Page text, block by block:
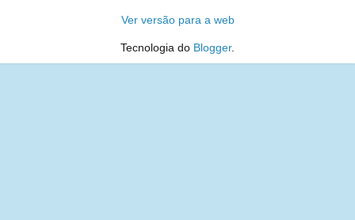
Ver versão para a web
Tecnologia do Blogger.